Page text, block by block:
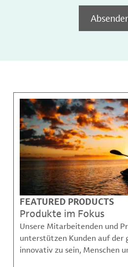
FEATURED PRODUCTS
Produkte im Fokus
Unsere Mitarbeitenden und
unterstützen Kunden auf der
innovativ zu sein, Menschen